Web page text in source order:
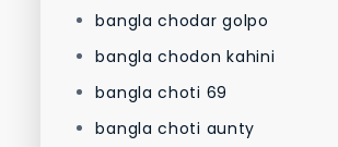
bangla chodar golpo
bangla chodon kahini
bangla choti 69
bangla choti aunty